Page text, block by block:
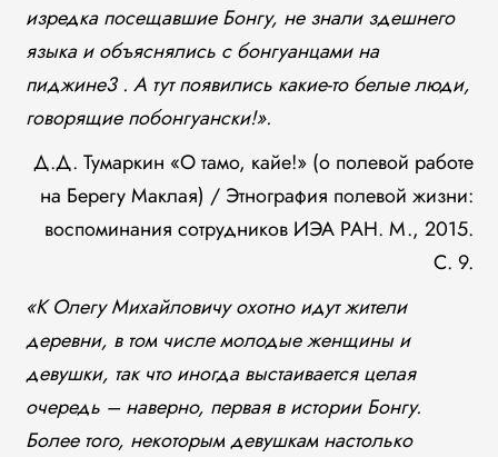
изредка посещавшие Бонгу, не знали здешнего
языка и объяснялись с бонгуанцами на
пиджине3 . А тут появились какие-то белые люди,
говорящие побонгуански!».
Д.Д. Тумаркин «О тамо, кайе!» (о полевой работе
на Берегу Маклая) / Этнография полевой жизни:
воспоминания сотрудников ИЭА РАН. М., 2015.
С. 9.
«К Олегу Михайловичу охотно идут жители
деревни, в том числе молодые женщины и
девушки, так что иногда выстаивается целая
очередь – наверно, первая в истории Бонгу.
Более того, некоторым девушкам настолько